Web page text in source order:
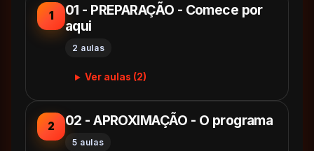
1
01 - PREPARAÇÃO - Comece por
aqui
2 aulas
Ver aulas (2)
2 02 - APROXIMAÇÃO - O programa
5 aulas